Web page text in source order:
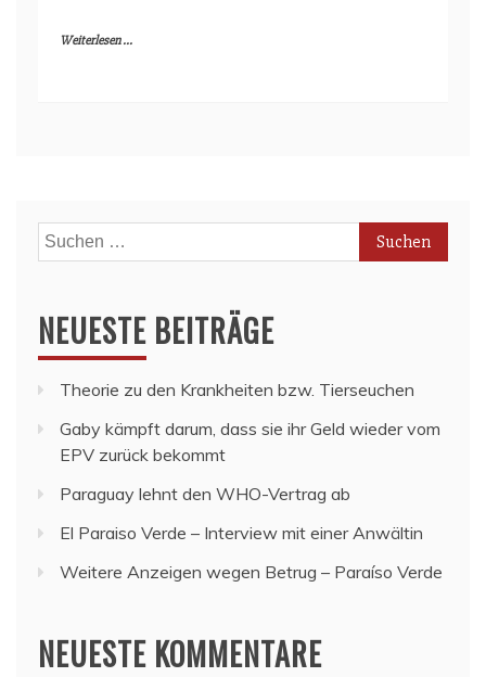
Weiterlesen ...
Suchen
nach:
NEUESTE BEITRÄGE
Theorie zu den Krankheiten bzw. Tierseuchen
Gaby kämpft darum, dass sie ihr Geld wieder vom
EPV zurück bekommt
Paraguay lehnt den WHO-Vertrag ab
El Paraiso Verde – Interview mit einer Anwältin
Weitere Anzeigen wegen Betrug – Paraíso Verde
NEUESTE KOMMENTARE